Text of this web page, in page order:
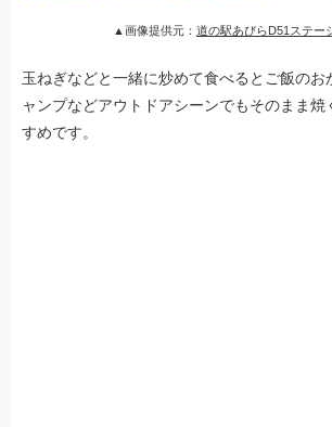
▲画像提供元： 道の駅あびらD51ステー
玉ねぎなどと一緒に炒めて食べるとご飯のお
ャンプなどアウトドアシーンでもそのまま焼
すめです。